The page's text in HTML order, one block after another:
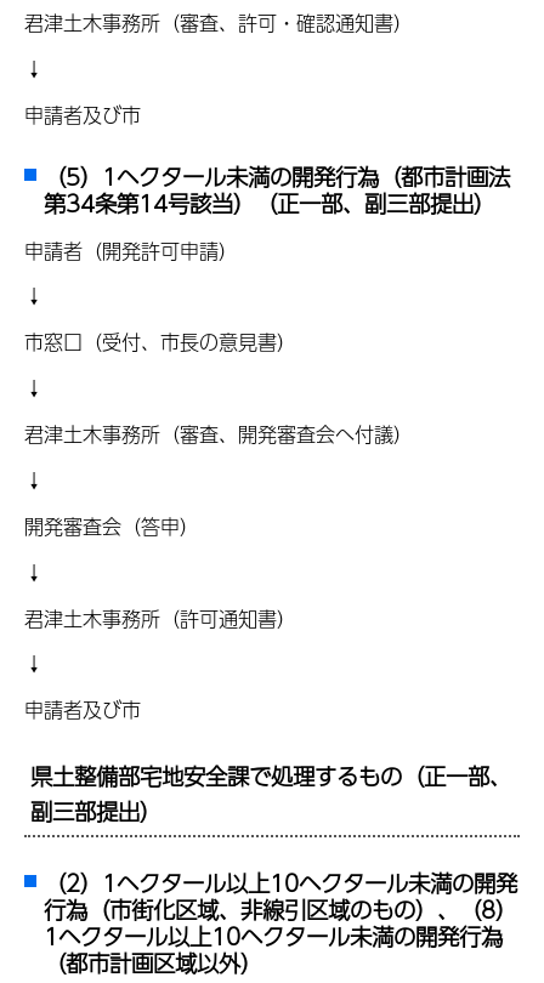
君津土木事務所（審査、許可・確認通知書）
↓
申請者及び市
（5）1ヘクタール未満の開発行為（都市計画法
第34条第14号該当）（正一部、副三部提出）
申請者（開発許可申請）
↓
市窓口（受付、市長の意見書）
↓
君津土木事務所（審査、開発審査会へ付議）
↓
開発審査会（答申）
↓
君津土木事務所（許可通知書）
↓
申請者及び市
県土整備部宅地安全課で処理するもの（正一部、
副三部提出）
（2）1ヘクタール以上10ヘクタール未満の開発
行為（市街化区域、非線引区域のもの）、（8）
1ヘクタール以上10ヘクタール未満の開発行為
（都市計画区域以外）